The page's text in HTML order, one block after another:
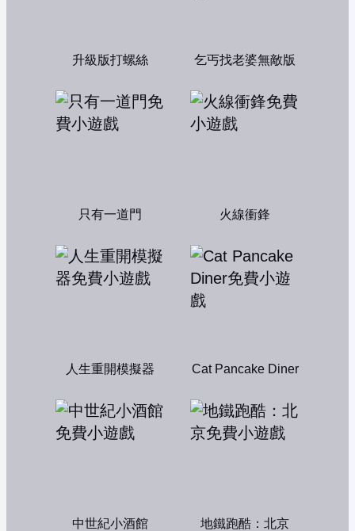
升級版打螺絲 乞丐找老婆無敵版
只有一道門 火線衝鋒
人生重開模擬器 Cat Pancake Diner
中世紀小酒館 地鐵跑酷：北京